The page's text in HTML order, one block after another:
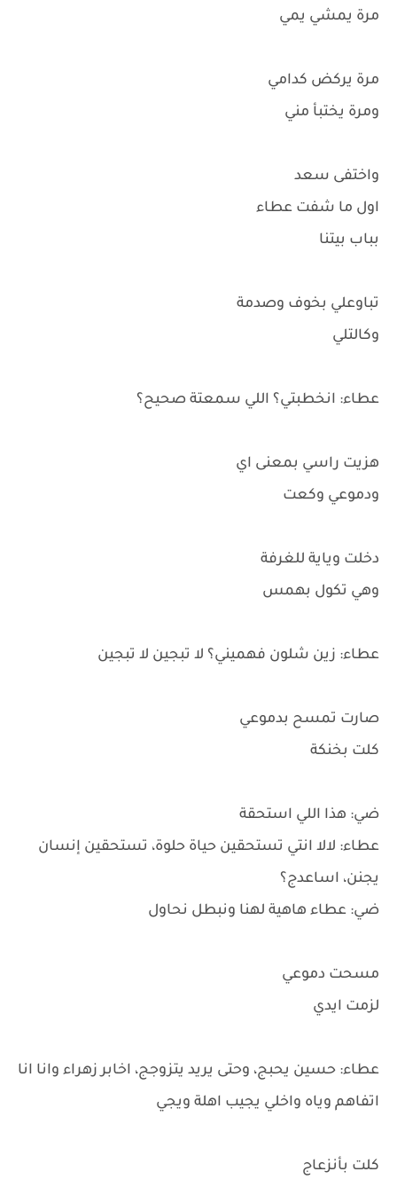
مرة يمشي يمي
مرة يركض كدامي
ومرة يختبأ مني
واختفى سعد
اول ما شفت عطاء
بباب بيتنا
تباوعلي بخوف وصدمة
وكالتلي
عطاء: انخطبتي؟ اللي سمعتة صحيح؟
هزيت راسي بمعنى اي
ودموعي وكعت
دخلت وياية للغرفة
وهي تكول بهمس
عطاء: زين شلون فهميني؟ لا تبجين لا تبجين
صارت تمسح بدموعي
كلت بخنكة
ضي: هذا اللي استحقة
عطاء: لالا انتي تستحقين حياة حلوة، تستحقين إنسان
يجنن، اساعدج؟
ضي: عطاء هاهية لهنا ونبطل نحاول
مسحت دموعي
لزمت ايدي
عطاء: حسين يحبج، وحتى يريد يتزوجج، اخابر زهراء وانا انا
اتفاهم وياه واخلي يجيب اهلة ويجي
كلت بأنزعاج